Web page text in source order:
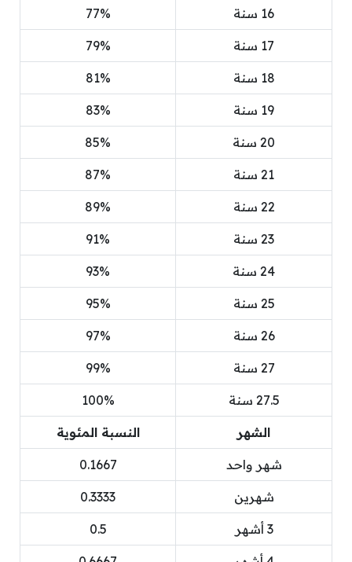
16 سنة 77%
17 سنة 79%
18 سنة 81%
19 سنة 83%
20 سنة 85%
21 سنة 87%
22 سنة 89%
23 سنة 91%
24 سنة 93%
25 سنة 95%
26 سنة 97%
27 سنة 99%
27.5 سنة 100%
الشهر النسبة المئوية
شهر واحد 0.1667
شهرين 0.3333
3 أشهر 0.5